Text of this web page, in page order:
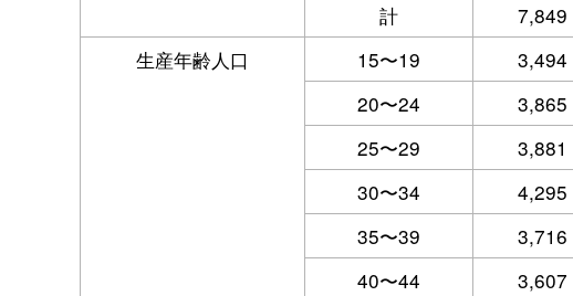
計
7,849
生産年齢人口
15〜19 3,494
20〜24
3,865
25〜29
3,881
30〜34
4,295
35〜39
3,716
40〜44
3,607